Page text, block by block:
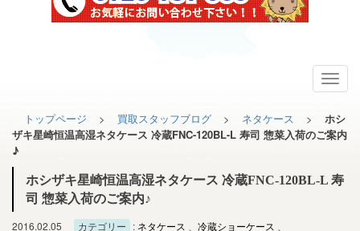
トップページ > 買取スタッフブログ > ネタケース >
ホシ
ザキ星崎恒温高湿ネタケース 冷蔵FNC-120BL-L 寿司 惣菜入荷のご案内
♪
ホシザキ星崎恒温高湿ネタケース 冷蔵FNC-120BL-L 寿
司 惣菜入荷のご案内♪
2016.02.05
カテゴリー : ネタケース 冷蔵ショーケース